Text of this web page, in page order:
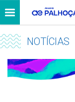
NOTÍCIAS